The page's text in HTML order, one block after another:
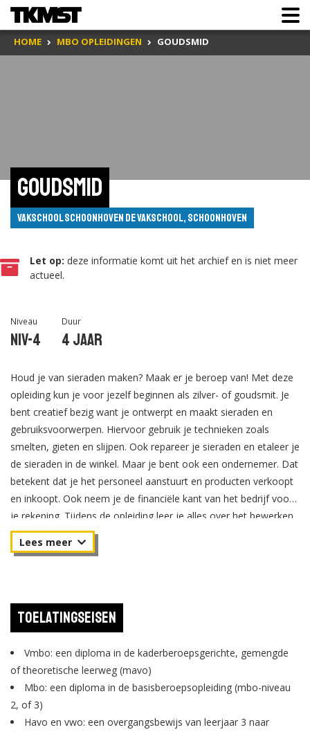
HOME MBO OPLEIDINGEN GOUDSMID
Goudsmid
Vakschool Schoonhoven de Vakschool, Schoonhoven
Let op: deze informatie komt uit het archief en is niet meer
actueel.
Niveau
Niv-4
Duur
4 jaar
Houd je van sieraden maken? Maak er je beroep van! Met deze
opleiding kun je voor jezelf beginnen als zilver- of goudsmit. Je
bent creatief bezig want je ontwerpt en maakt sieraden en
gebruiksvoorwerpen. Hiervoor gebruik je technieken zoals
smelten, gieten en slijpen. Ook repareer je sieraden en etaleer je
de sieraden in de winkel. Maar je bent ook een ondernemer. Dat
betekent dat je het personeel aanstuurt en producten verkoopt
en inkoopt. Ook neem je de financiële kant van het bedrijf voor
je rekening. Tijdens de opleiding leer je alles over het bewerken
van edelmetalen. Maar je krijgt ook veel vakken die je helpen als
startende ondernemer. Je leert plannen en organiseren, leiding
instrumenten inzetten.
Toelatingseisen
Vmbo: een diploma in de kaderberoepsgerichte, gemengde
of theoretische leerweg (mavo)
Mbo: een diploma in de basisberoepsopleiding (mbo-niveau
2, of 3)
Havo en vwo: een overgangsbewijs van leerjaar 3 naar